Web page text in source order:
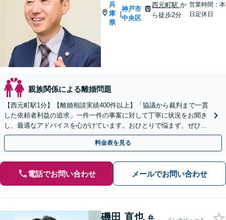
兵
庫
県
|
神戸市
中央区
西元町駅か
ら徒歩2分
営業時間：本
日定休日
親族関係による離婚問題
【​西元町駅1分】【離婚相談実績400件以上】「協議から裁判まで一貫
した依頼者利益の追求」一件一件の事案に対して丁寧に状況をお聞き
し、最適なアドバイスを心がけています。おひとりで悩まず、ぜひ一
度ご相談ください【完全個室対応】【子連れ相談可】
料金表を見る
電話でお問い合わせ メールでお問い合わせ
磯田 直也 弁